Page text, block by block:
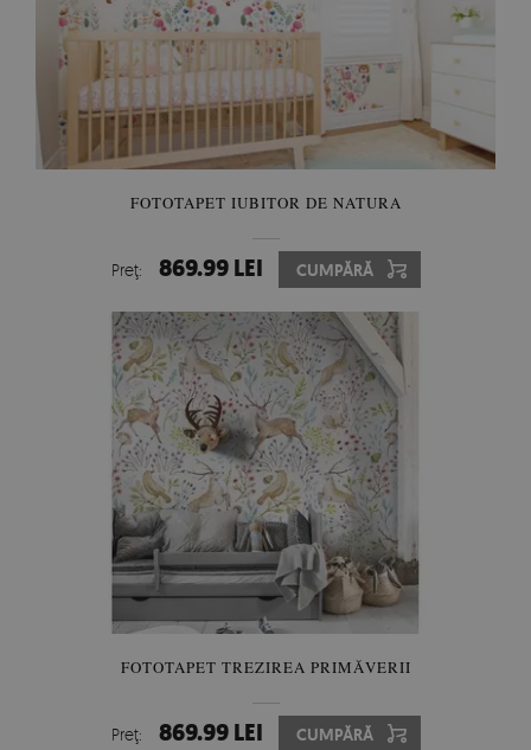
FOTOTAPET IUBITOR DE NATURA
Preţ: 869.99 LEI CUMPĂRĂ
FOTOTAPET TREZIREA PRIMĂVERII
Preţ: 869.99 LEI CUMPĂRĂ